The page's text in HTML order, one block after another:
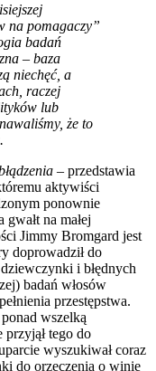
na pomagaczy”
badań
– baza
niechęć, a
raczej
lub
że to
– przedstawia
aktywiści
ponownie
na małej
Jimmy Bromgard jest
doprowadził do
i błędnych
badań włosów
przestępstwa.
wszelką
tego do
wyszukiwał coraz
do orzeczenia o winie